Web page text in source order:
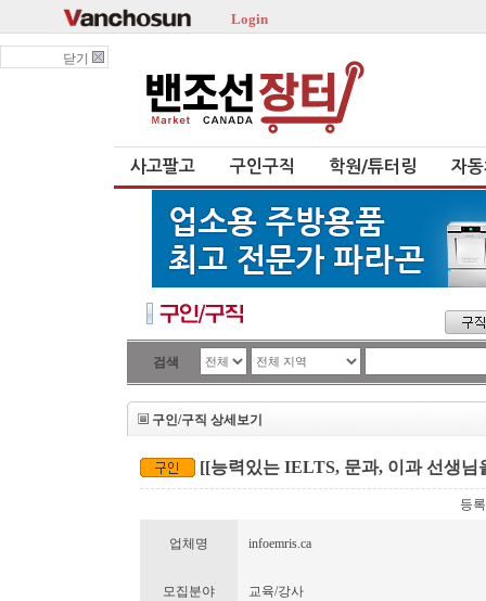
Login
닫기
사고팔고 구인구직 학원/튜터링 자
검색
구인/구직 상세보기
[[능력있는 IELTS, 문과, 이과 선생님
등
업체명 infoemris.ca
모집분야 교육/강사